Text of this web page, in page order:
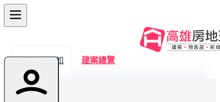
← 返回九如 建案總覽